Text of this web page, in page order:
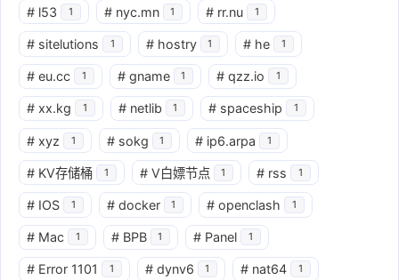
# l53 1 # nyc.mn 1 # rr.nu 1
# sitelutions 1 # hostry 1 # he 1
# eu.cc 1 # gname 1 # qzz.io 1
# xx.kg 1 # netlib 1 # spaceship 1
# xyz 1 # sokg 1 # ip6.arpa 1
# KV存储桶 1 # V白嫖节点 1 # rss 1
# IOS 1 # docker 1 # openclash 1
# Mac 1 # BPB 1 # Panel 1
# Error 1101 1 # dynv6 1 # nat64 1